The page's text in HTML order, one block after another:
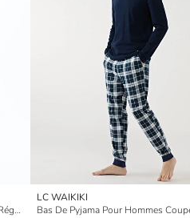
Bas De Pyjama Pour Hommes Coupe Régulière
LC WAIKIKI